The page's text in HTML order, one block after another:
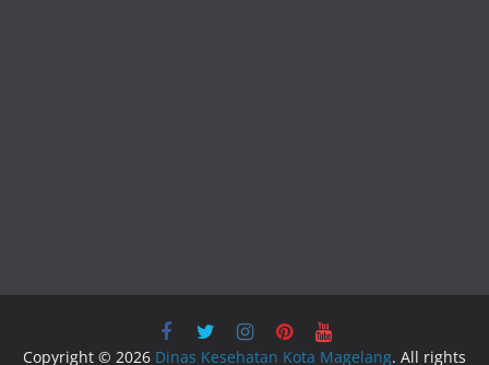
Copyright © 2026 Dinas Kesehatan Kota Magelang. All rights